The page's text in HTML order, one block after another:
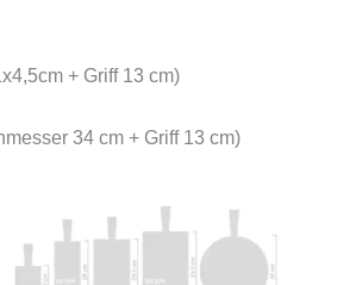
+ Griff 13 cm)
34 cm + Griff 13 cm)